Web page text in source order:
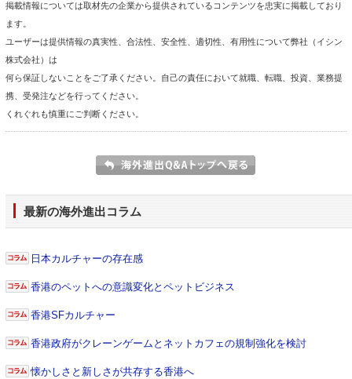
掲載情報については取材先の企業から提供されているコンテンツを忠実に掲載しており
ます。
ユーザーは提供情報の真実性、合法性、安全性、適切性、有用性について弊社（イシン
株式会社）は
何ら保証しないことをご了承ください。自己の責任において就職、転職、投資、業務提
携、受発注などを行ってください。
くれぐれも慎重にご判断ください。
最新の海外進出コラム
日本カルチャーの存在感
香港のペットへの意識変化とペットビジネス
香港SFカルチャー
香港政府がクレーンゲームとネットカフェの規制強化を検討
懐かしさと新しさが共存する香港へ